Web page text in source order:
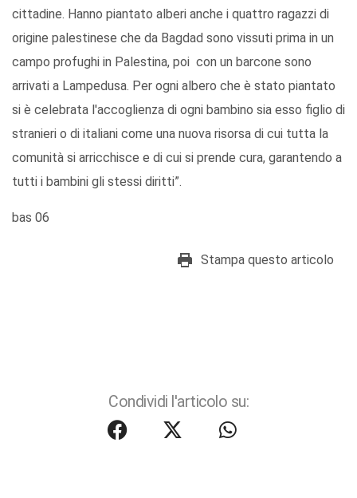
cittadine. Hanno piantato alberi anche i quattro ragazzi di
origine palestinese che da Bagdad sono vissuti prima in un
campo profughi in Palestina, poi con un barcone sono
arrivati a Lampedusa. Per ogni albero che è stato piantato
si è celebrata l'accoglienza di ogni bambino sia esso figlio di
stranieri o di italiani come una nuova risorsa di cui tutta la
comunità si arricchisce e di cui si prende cura, garantendo a
tutti i bambini gli stessi diritti”.
bas 06
Stampa questo articolo
Condividi l'articolo su: